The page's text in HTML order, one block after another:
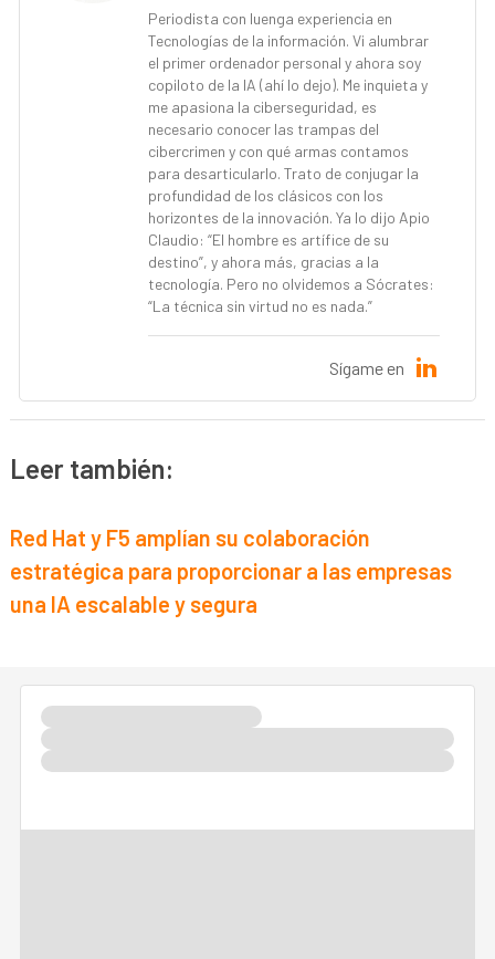
Periodista con luenga experiencia en
Tecnologías de la información. Vi alumbrar
el primer ordenador personal y ahora soy
copiloto de la IA (ahí lo dejo). Me inquieta y
me apasiona la ciberseguridad, es
necesario conocer las trampas del
cibercrimen y con qué armas contamos
para desarticularlo. Trato de conjugar la
profundidad de los clásicos con los
horizontes de la innovación. Ya lo dijo Apio
Claudio: “El hombre es artífice de su
destino”, y ahora más, gracias a la
tecnología. Pero no olvidemos a Sócrates:
“La técnica sin virtud no es nada.”
Sígame en
Leer también:
Red Hat y F5 amplían su colaboración
estratégica para proporcionar a las empresas
una IA escalable y segura